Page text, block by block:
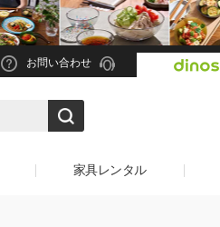
お問い合わせ
家具レンタル